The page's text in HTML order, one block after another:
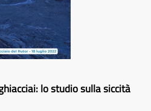
lo studio sulla siccità